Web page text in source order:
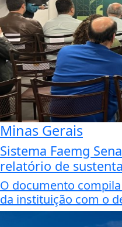
Minas Gerais
Sistema Faemg
relatório de
O documento
da instituição com o